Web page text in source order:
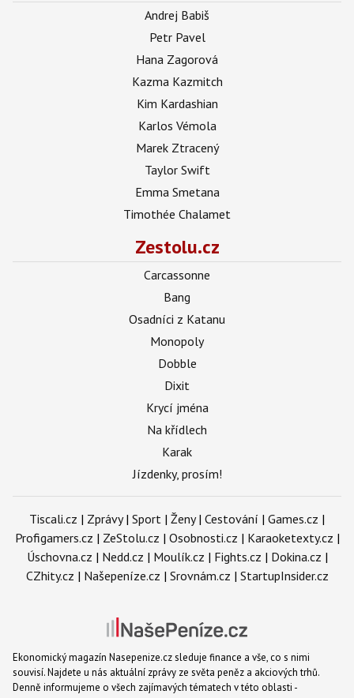
Andrej Babiš
Petr Pavel
Hana Zagorová
Kazma Kazmitch
Kim Kardashian
Karlos Vémola
Marek Ztracený
Taylor Swift
Emma Smetana
Timothée Chalamet
Zestolu.cz
Carcassonne
Bang
Osadníci z Katanu
Monopoly
Dobble
Dixit
Krycí jména
Na křídlech
Karak
Jízdenky, prosím!
Tiscali.cz | Zprávy| Sport | Ženy| Cestování | Games.cz |
Profigamers.cz | ZeStolu.cz | Osobnosti.cz | Karaoketexty.cz |
Úschovna.cz | Nedd.cz | Moulík.cz | Fights.cz | Dokina.cz |
CZhity.cz | Našepeníze.cz | Srovnám.cz | StartupInsider.cz
Ekonomický magazín Nasepenize.cz sleduje finance a vše, co s nimi
souvisí. Najdete u nás aktuální zprávy ze světa peněz a akciových trhů.
Denně informujeme o všech zajímavých tématech v této oblasti -